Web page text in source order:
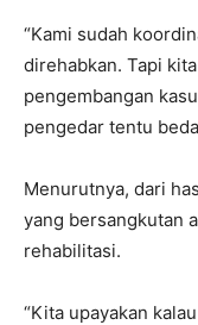
“Kami sudah
direhabkan. Tapi
pengembangan
pengedar tentu
Menurutnya, dari
yang bersangkutan
rehabilitasi.
“Kita upayakan